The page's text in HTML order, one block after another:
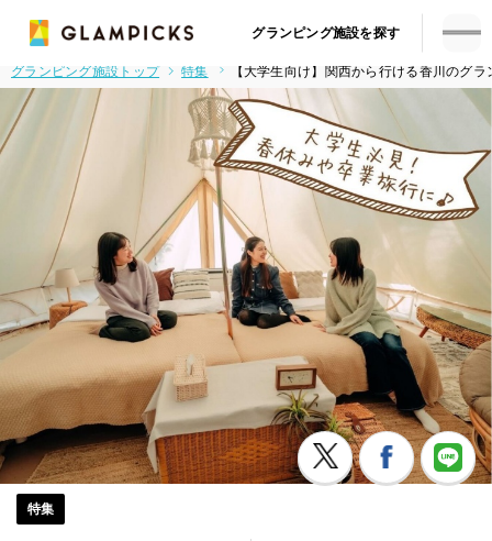
グランピング施設を探す
グランピング施設トップ 特集 【大学生向け】関西から行ける香川のグ
特集